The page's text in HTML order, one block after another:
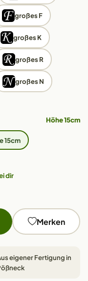
großes F
großes K
großes R
großes N
Höhe 15cm
15cm
dir
Merken
eigener Fertigung in